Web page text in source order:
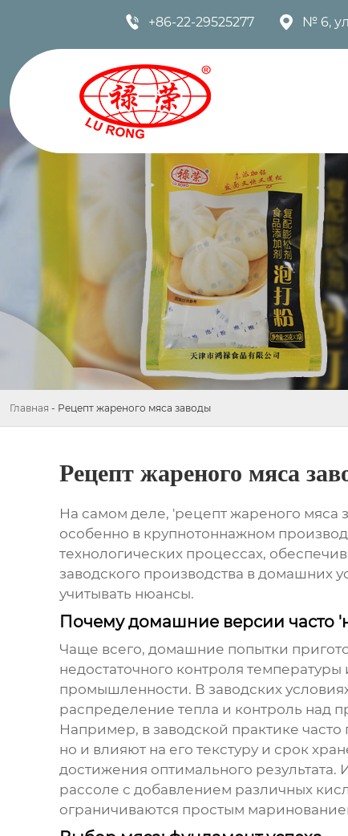
 +86-22-29525277  № 6,
Главная - Рецепт жареного мяса заводы
Рецепт жареного мяса
На самом деле, 'рецепт жареного мяса
особенно в крупнотоннажном
технологических процессах,
заводского производства в домашних
учитывать нюансы.
Почему домашние версии часто
Чаще всего, домашние попытки
недостаточного контроля
промышленности. В заводских
распределение тепла и контроль над
Например, в заводской практике
но и влияют на его текстуру и срок
достижения оптимального
рассоле с добавлением различных
ограничиваются простым